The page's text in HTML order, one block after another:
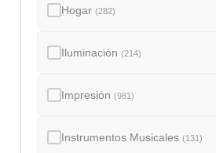
Hogar(282)
Iluminación(214)
Impresión(981)
Instrumentos Musicales(131)